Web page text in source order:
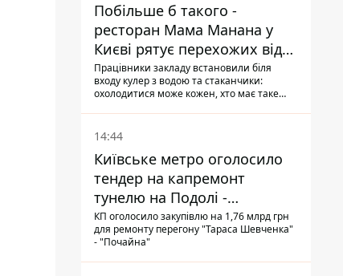
Побільше б такого -
ресторан Мама Манана у
Києві рятує перехожих від
спеки
Працівники закладу встановили біля
входу кулер з водою та стаканчики:
охолодитися може кожен, хто має таке
14:44
Київське метро оголосило
тендер на капремонт
тунелю на Подолі -
триватиме майже два роки
КП оголосило закупівлю на 1,76 млрд грн
для ремонту перегону "Тараса Шевченка"
- "Почайна"